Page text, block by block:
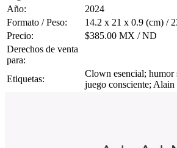
Año:
2024
Formato / Peso:
14.2 x 21 x 0.9 (cm) /
Precio:
$385.00 MX / ND
Derechos de venta
para:
Etiquetas:
Clown esencial; humor
juego consciente;